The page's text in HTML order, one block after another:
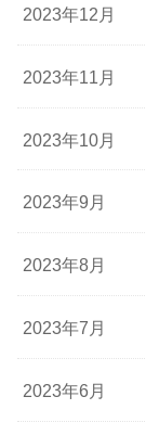
2023年12月
2023年11月
2023年10月
2023年9月
2023年8月
2023年7月
2023年6月